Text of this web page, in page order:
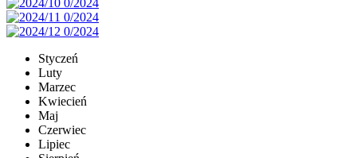
Styczeń
Luty
Marzec
Kwiecień
Maj
Czerwiec
Lipiec